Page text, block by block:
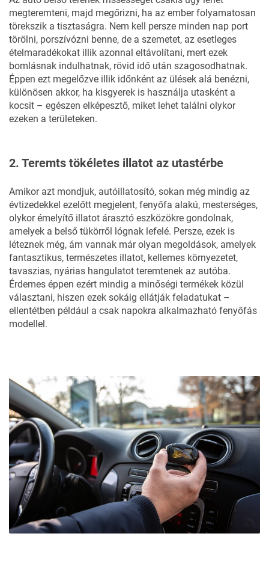
megteremteni, majd megőrizni, ha az ember folyamatosan
törekszik a tisztaságra. Nem kell persze minden nap port
törölni, porszívózni benne, de a szemetet, az esetleges
ételmaradékokat illik azonnal eltávolítani, mert ezek
bomlásnak indulhatnak, rövid idő után szagosodhatnak.
Éppen ezt megelőzve illik időnként az ülések alá benézni,
különösen akkor, ha kisgyerek is használja utasként a
kocsit – egészen elképesztő, miket lehet találni olykor
ezeken a területeken.
2. Teremts tökéletes illatot az utastérbe
Amikor azt mondjuk, autóillatosító, sokan még mindig az
évtizedekkel ezelőtt megjelent, fenyőfa alakú, mesterséges,
olykor émelyítő illatot árasztó eszközökre gondolnak,
amelyek a belső tükörről lógnak lefelé. Persze, ezek is
léteznek még, ám vannak már olyan megoldások, amelyek
fantasztikus, természetes illatot, kellemes környezetet,
tavaszias, nyárias hangulatot teremtenek az autóba.
Érdemes éppen ezért mindig a minőségi termékek közül
választani, hiszen ezek sokáig ellátják feladatukat –
ellentétben például a csak napokra alkalmazható fenyőfás
modellel.